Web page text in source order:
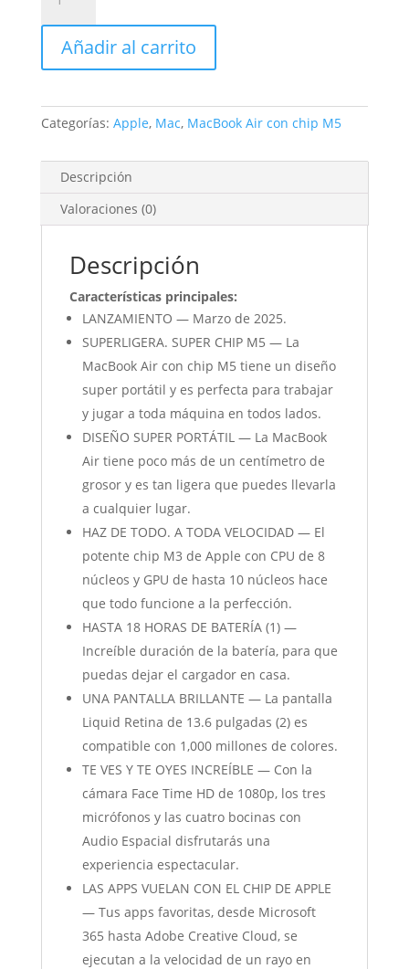
13
pulgadas
Medianoche
cantidad
Añadir al carrito
Categorías: Apple, Mac, MacBook Air con chip M5
Descripción
Valoraciones (0)
Descripción
Características principales:
LANZAMIENTO — Marzo de 2025.
SUPERLIGERA. SUPER CHIP M5 — La
MacBook Air con chip M5 tiene un diseño
super portátil y es perfecta para trabajar
y jugar a toda máquina en todos lados.
DISEÑO SUPER PORTÁTIL — La MacBook
Air tiene poco más de un centímetro de
grosor y es tan ligera que puedes llevarla
a cualquier lugar.
HAZ DE TODO. A TODA VELOCIDAD — El
potente chip M3 de Apple con CPU de 8
núcleos y GPU de hasta 10 núcleos hace
que todo funcione a la perfección.
HASTA 18 HORAS DE BATERÍA (1) —
Increíble duración de la batería, para que
puedas dejar el cargador en casa.
UNA PANTALLA BRILLANTE — La pantalla
Liquid Retina de 13.6 pulgadas (2) es
compatible con 1,000 millones de colores.
TE VES Y TE OYES INCREÍBLE — Con la
cámara Face Time HD de 1080p, los tres
micrófonos y las cuatro bocinas con
Audio Espacial disfrutarás una
experiencia espectacular.
LAS APPS VUELAN CON EL CHIP DE APPLE
— Tus apps favoritas, desde Microsoft
365 hasta Adobe Creative Cloud, se
ejecutan a la velocidad de un rayo en